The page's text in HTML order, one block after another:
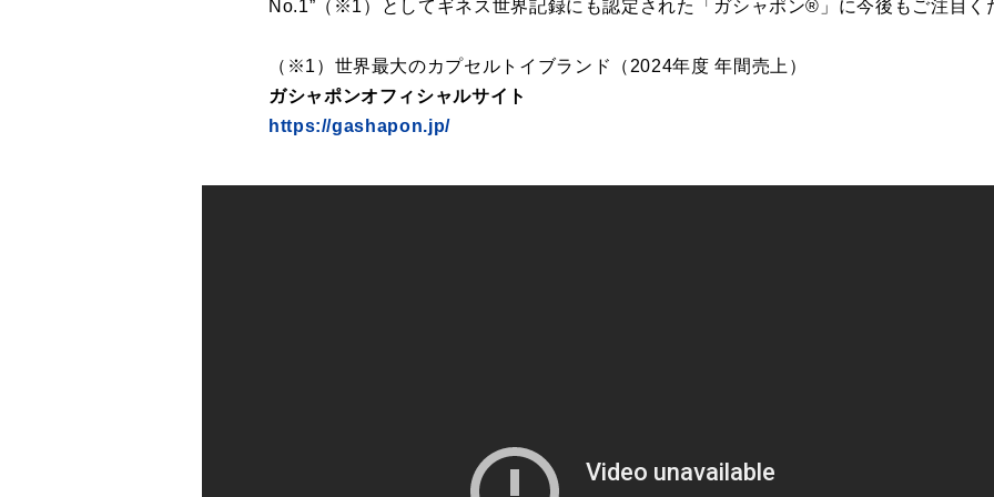
No.1”（※1）としてギネス世界記録にも認定された「ガシャポン®」に今後もご注目く
（※1）世界最大のカプセルトイブランド（2024年度 年間売上）
ガシャポンオフィシャルサイト
https://gashapon.jp/